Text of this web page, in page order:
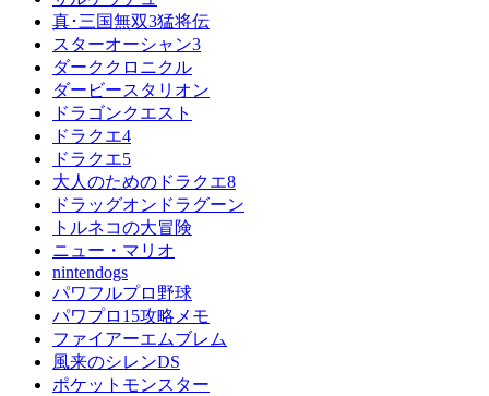
真･三国無双3猛将伝
スターオーシャン3
ダーククロニクル
ダービースタリオン
ドラゴンクエスト
ドラクエ4
ドラクエ5
大人のためのドラクエ8
ドラッグオンドラグーン
トルネコの大冒険
ニュー・マリオ
nintendogs
パワフルプロ野球
パワプロ15攻略メモ
ファイアーエムブレム
風来のシレンDS
ポケットモンスター